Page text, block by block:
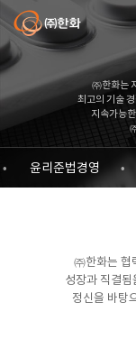
㈜한화
㈜한화는
최고의 기술
지속가능
윤리준법경영
㈜한화는 협
성장과 직결됨
정신을 바탕